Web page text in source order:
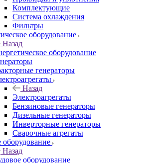
Комплектующие
Система охлаждения
Фильтры
оборудование
Назад
оборудование
генераторы
Назад
Электроагрегаты
Бензиновые генераторы
Дизельные генераторы
Инверторные генераторы
Сварочные агрегаты
оборудование
Назад
оборудование